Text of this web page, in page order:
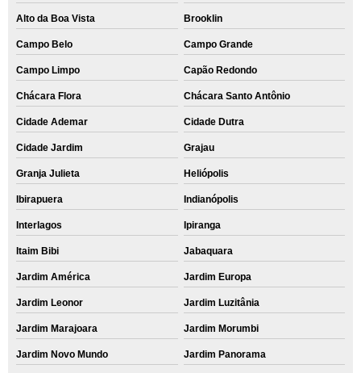
Alto da Boa Vista Brooklin
Campo Belo Campo Grande
Campo Limpo Capão Redondo
Chácara Flora Chácara Santo Antônio
Cidade Ademar Cidade Dutra
Cidade Jardim Grajau
Granja Julieta Heliópolis
Ibirapuera Indianópolis
Interlagos Ipiranga
Itaim Bibi Jabaquara
Jardim América Jardim Europa
Jardim Leonor Jardim Luzitânia
Jardim Marajoara Jardim Morumbi
Jardim Novo Mundo Jardim Panorama